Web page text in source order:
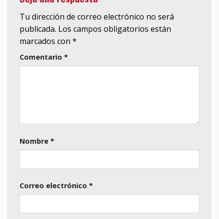
Tu dirección de correo electrónico no será
publicada. Los campos obligatorios están
marcados con *
Comentario *
Nombre *
Correo electrónico *